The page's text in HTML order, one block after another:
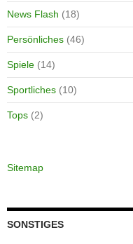
News Flash (18)
Persönliches (46)
Spiele (14)
Sportliches (10)
Tops (2)
Sitemap
SONSTIGES